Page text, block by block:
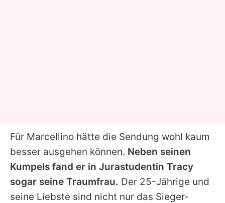
Für Marcellino hätte die Sendung wohl kaum
besser ausgehen können. Neben seinen
Kumpels fand er in Jurastudentin Tracy
sogar seine Traumfrau. Der 25-Jährige und
seine Liebste sind nicht nur das Sieger-